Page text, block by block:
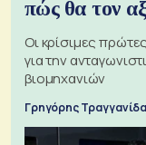
πώς θα τον
Οι κρίσιμες
για την
βιομηχανιών
Γρηγόρης